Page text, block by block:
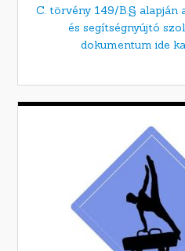
C. törvény 149/B.§
és segítségnyújtó
dokumentum ide